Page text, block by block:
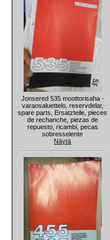
Jonsered 535 moottorisaha -
varaosaluettelo, reservdelar,
spare parts, Ersatzteile, pieces
de rechanche, piezas de
repuesto, ricambi, pecas
sobresselente
Näytä